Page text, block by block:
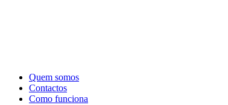
Quem somos
Contactos
Como funciona